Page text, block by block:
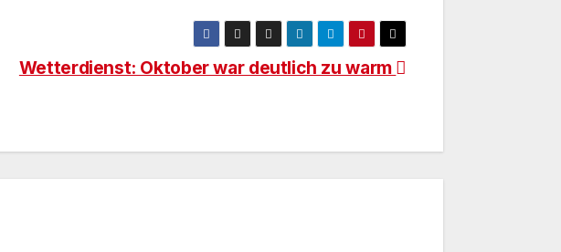
Wetterdienst: Oktober war deutlich zu warm